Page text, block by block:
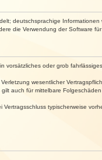
deutschsprachige Informationen
die Verwendung der Software für
vorsätzliches oder grob
wesentlicher
auch für mittelbare
typischerweise